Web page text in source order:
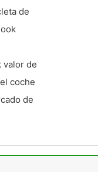
de
valor de
coche
de